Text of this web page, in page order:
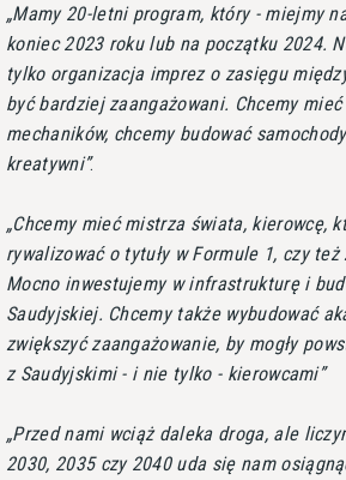
Mamy 20-letni program, który - miejmy
koniec 2023 roku lub na początku 2024.
tylko organizacja imprez o zasięgu
być bardziej zaangażowani. Chcemy
mechaników, chcemy budować
kreatywni .
Chcemy mieć mistrza świata, kierowcę,
rywalizować o tytuły w Formule 1, czy też
Mocno inwestujemy w infrastrukturę i
Saudyjskiej. Chcemy także wybudować
zwiększyć zaangażowanie, by mogły
z Saudyjskimi - i nie tylko - kierowcami
Przed nami wciąż daleka droga, ale
2030, 2035 czy 2040 uda się nam